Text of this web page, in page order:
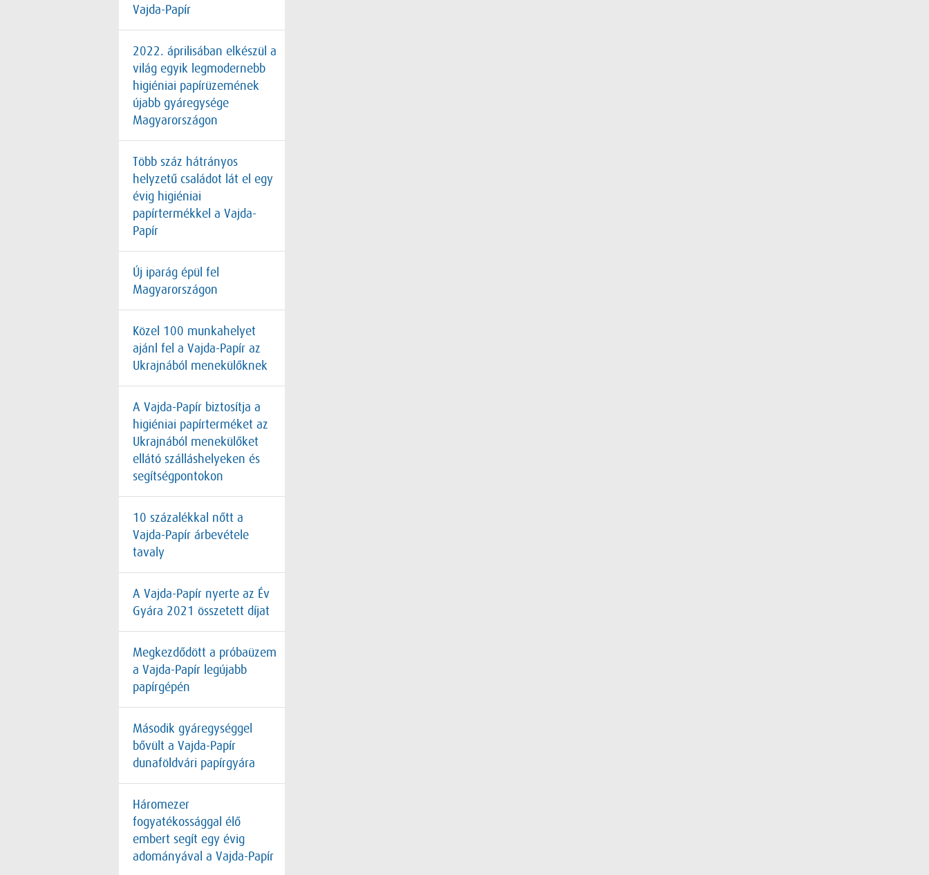
Vajda-Papír
2022. áprilisában elkészül a
világ egyik legmodernebb
higiéniai papírüzemének
újabb gyáregysége
Magyarországon
Több száz hátrányos
helyzetű családot lát el egy
évig higiéniai
papírtermékkel a Vajda-
Papír
Új iparág épül fel
Magyarországon
Közel 100 munkahelyet
ajánl fel a Vajda-Papír az
Ukrajnából menekülőknek
A Vajda-Papír biztosítja a
higiéniai papírterméket az
Ukrajnából menekülőket
ellátó szálláshelyeken és
segítségpontokon
10 százalékkal nőtt a
Vajda-Papír árbevétele
tavaly
A Vajda-Papír nyerte az Év
Gyára 2021 összetett díjat
Megkezdődött a próbaüzem
a Vajda-Papír legújabb
papírgépén
Második gyáregységgel
bővült a Vajda-Papír
dunaföldvári papírgyára
Háromezer
fogyatékossággal élő
embert segít egy évig
adományával a Vajda-Papír